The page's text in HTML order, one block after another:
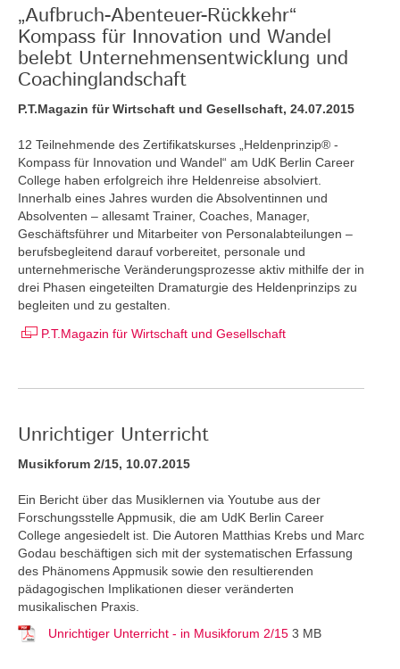
„Aufbruch-Abenteuer-Rückkehr“
Kompass für Innovation und Wandel
belebt Unternehmensentwicklung und
Coachinglandschaft
P.T.Magazin für Wirtschaft und Gesellschaft, 24.07.2015
12 Teilnehmende des Zertifikatskurses „Heldenprinzip® -
Kompass für Innovation und Wandel“ am UdK Berlin Career
College haben erfolgreich ihre Heldenreise absolviert.
Innerhalb eines Jahres wurden die Absolventinnen und
Absolventen – allesamt Trainer, Coaches, Manager,
Geschäftsführer und Mitarbeiter von Personalabteilungen –
berufsbegleitend darauf vorbereitet, personale und
unternehmerische Veränderungsprozesse aktiv mithilfe der in
drei Phasen eingeteilten Dramaturgie des Heldenprinzips zu
begleiten und zu gestalten.
P.T.Magazin für Wirtschaft und Gesellschaft
Unrichtiger Unterricht
Musikforum 2/15, 10.07.2015
Ein Bericht über das Musiklernen via Youtube aus der
Forschungsstelle Appmusik, die am UdK Berlin Career
College angesiedelt ist. Die Autoren Matthias Krebs und Marc
Godau beschäftigen sich mit der systematischen Erfassung
des Phänomens Appmusik sowie den resultierenden
pädagogischen Implikationen dieser veränderten
musikalischen Praxis.
Unrichtiger Unterricht - in Musikforum 2/15 3 MB